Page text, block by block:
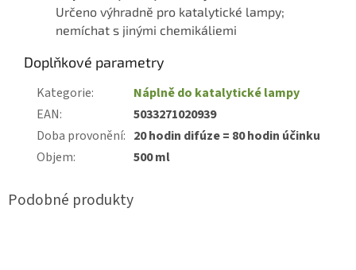
Určeno výhradně pro katalytické lampy;
nemíchat s jinými chemikáliemi
Doplňkové parametry
Kategorie:
Náplně do katalytické lampy
EAN:
5033271020939
Doba provonění: 20 hodin difúze = 80 hodin účinku
Objem: 500 ml